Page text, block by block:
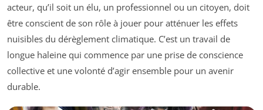
acteur, qu’il soit un élu, un professionnel ou un citoyen, doit
être conscient de son rôle à jouer pour atténuer les effets
nuisibles du dérèglement climatique. C’est un travail de
longue haleine qui commence par une prise de conscience
collective et une volonté d’agir ensemble pour un avenir
durable.